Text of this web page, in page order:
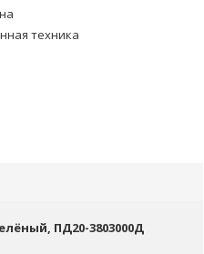
техника
ПД20-3803000Д